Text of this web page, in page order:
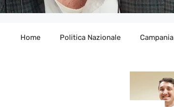
Home Politica Nazionale Campania